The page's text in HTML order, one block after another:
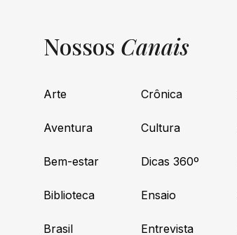
Nossos Canais
Arte
Aventura
Bem-estar
Biblioteca
Brasil
Crônica
Cultura
Dicas 360º
Ensaio
Entrevista